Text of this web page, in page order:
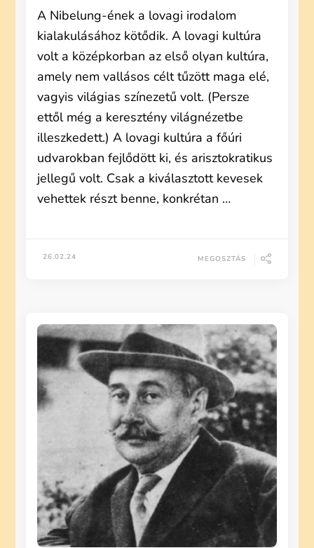
A Nibelung-ének a lovagi irodalom
kialakulásához kötődik. A lovagi kultúra
volt a középkorban az első olyan kultúra,
amely nem vallásos célt tűzött maga elé,
vagyis világias színezetű volt. (Persze
ettől még a keresztény világnézetbe
illeszkedett.) A lovagi kultúra a főúri
udvarokban fejlődött ki, és arisztokratikus
jellegű volt. Csak a kiválasztott kevesek
vehettek részt benne, konkrétan …
26.02.24 MEGOSZTÁS